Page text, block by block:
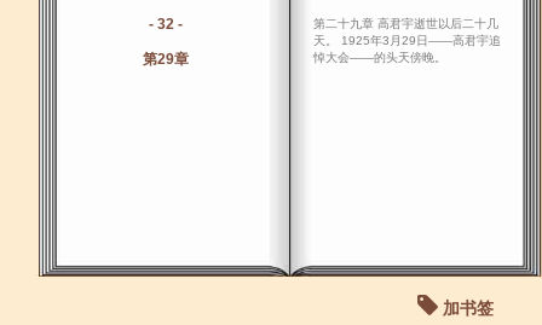
- 32 -
第29章
第二十九章 高君宇逝世以后二十几
天。 1925年3月29日――高君宇追
悼大会――的头天傍晚。
加书签